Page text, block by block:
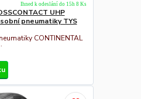
UHP
pneumatiky TYS
CONTINENTAL
Ihned k odeslání do 15h 8 Ks